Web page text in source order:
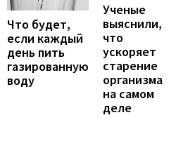
Что будет,
если каждый
день пить
газированную
воду
Ученые
выяснили,
что
ускоряет
старение
организма
на самом
деле